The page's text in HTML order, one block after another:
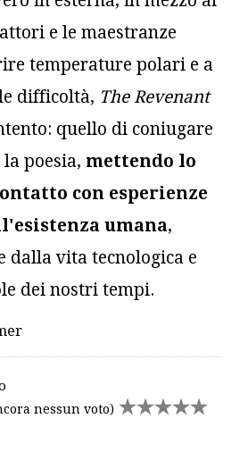
e le maestranze
temperature polari e a
difficoltà, The Revenant
quello di coniugare
poesia, mettendo lo
con esperienze
umana,
dalla vita tecnologica e
dei nostri tempi.
nessun voto)